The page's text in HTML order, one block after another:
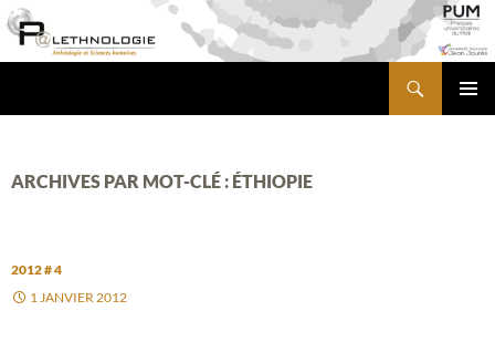
Aller
au
contenu
ARCHIVES PAR MOT-CLÉ : ÉTHIOPIE
2012 # 4
1 JANVIER 2012